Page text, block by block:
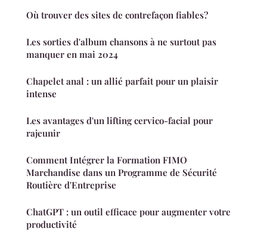
Où trouver des sites de contrefaçon fiables?
Les sorties d'album chansons à ne surtout pas
manquer en mai 2024
Chapelet anal : un allié parfait pour un plaisir
intense
Les avantages d'un lifting cervico-facial pour
rajeunir
Comment Intégrer la Formation FIMO
Marchandise dans un Programme de Sécurité
Routière d'Entreprise
ChatGPT : un outil efficace pour augmenter votre
productivité